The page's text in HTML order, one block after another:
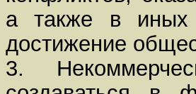
а также в иных
достижение
3.